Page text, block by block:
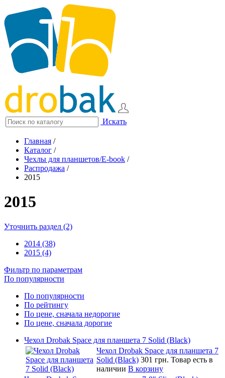
Искать
Главная /
Каталог /
Чехлы для планшетов/E-book /
Распродажа /
2015
2015
Уточнить раздел (2)
2014 (38)
2015 (4)
Фильтр по параметрам
По популярности
По популярности
По рейтингу
По цене, сначала недорогие
По цене, сначала дорогие
Чехол Drobak Space для планшета 7 Solid (Black)
Чехол Drobak Space для планшета 7
Solid (Black) 301 грн. Товар есть в
наличии В корзину